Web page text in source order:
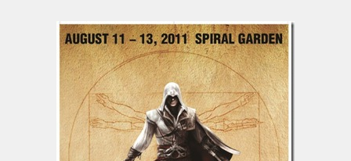
アクセス
BAYONETTA 3
ベヨネッタ3
BAYONETTA 2
ベヨネッタ2
BAYONETTA
ベヨネッタ
CONTACT